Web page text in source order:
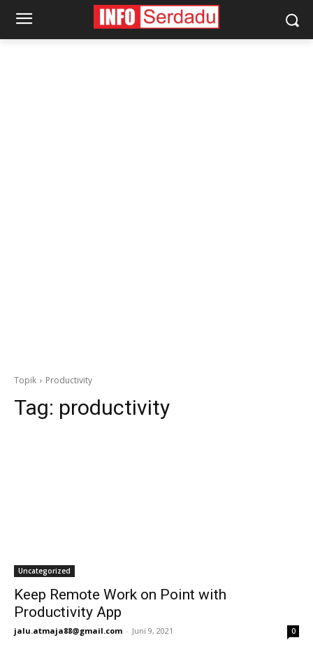
Topik Productivity
Tag: productivity
Uncategorized
Keep Remote Work on Point with
Productivity App
jalu.atmaja88@gmail.com - Juni 9, 2021 0